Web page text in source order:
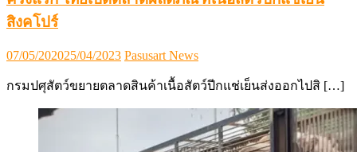
สิงคโปร์
Posted
07/05/202025/04/2023 Author
Pasusart News
กรมปศุสัตว์ขยายตลาดสินค้าเนื้อสัตว์ปีกแช่เย็นส่งออกไปสิ […]